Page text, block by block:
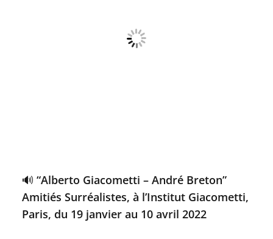
🔊 “Alberto Giacometti – André Breton”
Amitiés Surréalistes, à l’Institut Giacometti,
Paris, du 19 janvier au 10 avril 2022